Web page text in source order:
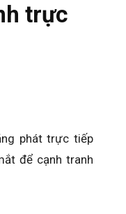
trực
phát trực tiếp
để cạnh tranh